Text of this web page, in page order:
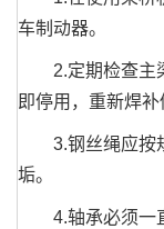
车制动器。
2.定期检查主梁
即停用，重新焊
3.钢丝绳应按规
垢。
4.轴承必须一直